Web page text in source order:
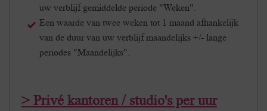
uw verblijf gemiddelde periode "Weken".
Een waarde van twee weken tot 1 maand afhankelijk
van de duur van uw verblijf maandelijks +/- lange
periodes "Maandelijks".
> Privé kantoren / studio's per uur